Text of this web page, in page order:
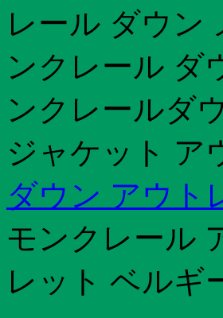
レール ダウン
ンクレール ダ
ンクレールダ
ジャケット ア
ダウン アウト
モンクレール
レット ベルギ